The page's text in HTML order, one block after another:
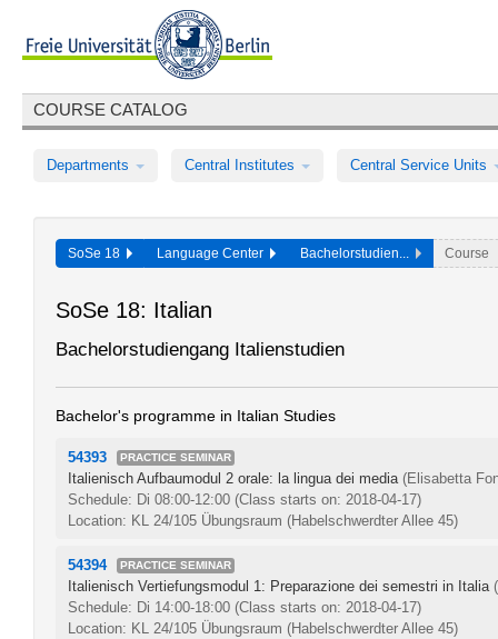
COURSE CATALOG
Departments Central Institutes Central Service Units
SoSe 18 Language Center Bachelorstudien... Course
SoSe 18: Italian
Bachelorstudiengang Italienstudien
Bachelor's programme in Italian Studies
54393 PRACTICE SEMINAR
Italienisch Aufbaumodul 2 orale: la lingua dei media (Elisabetta
Schedule: Di 08:00-12:00 (Class starts on: 2018-04-17)
Location: KL 24/105 Übungsraum (Habelschwerdter Allee 45)
54394 PRACTICE SEMINAR
Italienisch Vertiefungsmodul 1: Preparazione dei semestri in Italia
Schedule: Di 14:00-18:00 (Class starts on: 2018-04-17)
Location: KL 24/105 Übungsraum (Habelschwerdter Allee 45)